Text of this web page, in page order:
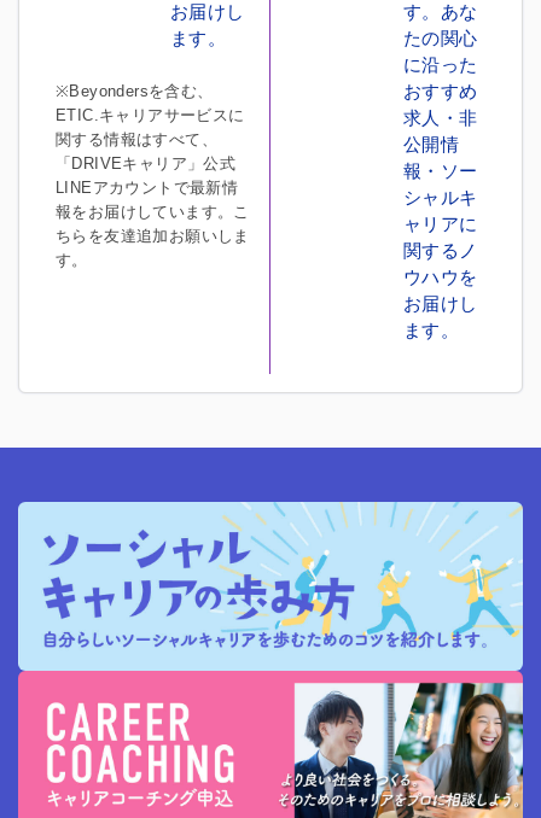
お届けし
ます。
※Beyondersを含む、
ETIC.キャリアサービスに
関する情報はすべて、
「DRIVEキャリア」公式
LINEアカウントで最新情
報をお届けしています。こ
ちらを友達追加お願いしま
す。
す。あな
たの関心
に沿った
おすすめ
求人・非
公開情
報・ソー
シャルキ
ャリアに
関するノ
ウハウを
お届けし
ます。